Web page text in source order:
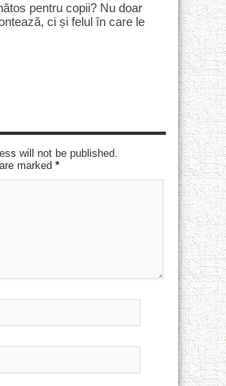
pentru copii? Nu doar
ci și felul în care le
will not be published.
marked *